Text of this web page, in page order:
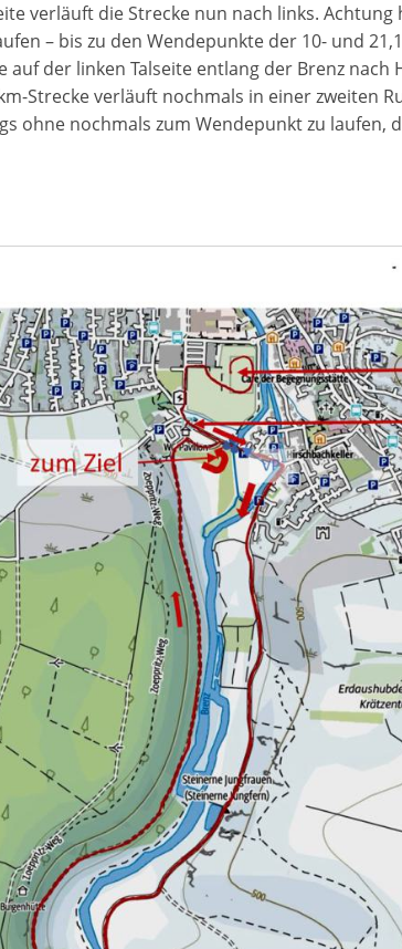
verläuft die Strecke nun nach links.
– bis zu den Wendepunkte der 10- und
der linken Talseite entlang der Brenz nach
Strecke verläuft nochmals in einer zweiten
ohne nochmals zum Wendepunkt zu laufen,